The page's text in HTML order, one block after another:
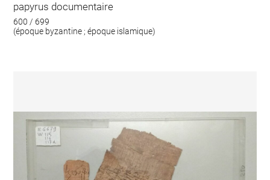
papyrus documentaire
600 / 699
(époque byzantine ; époque islamique)